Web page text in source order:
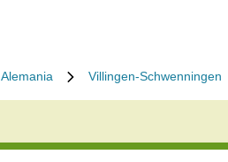
Alemania Villingen-Schwenningen